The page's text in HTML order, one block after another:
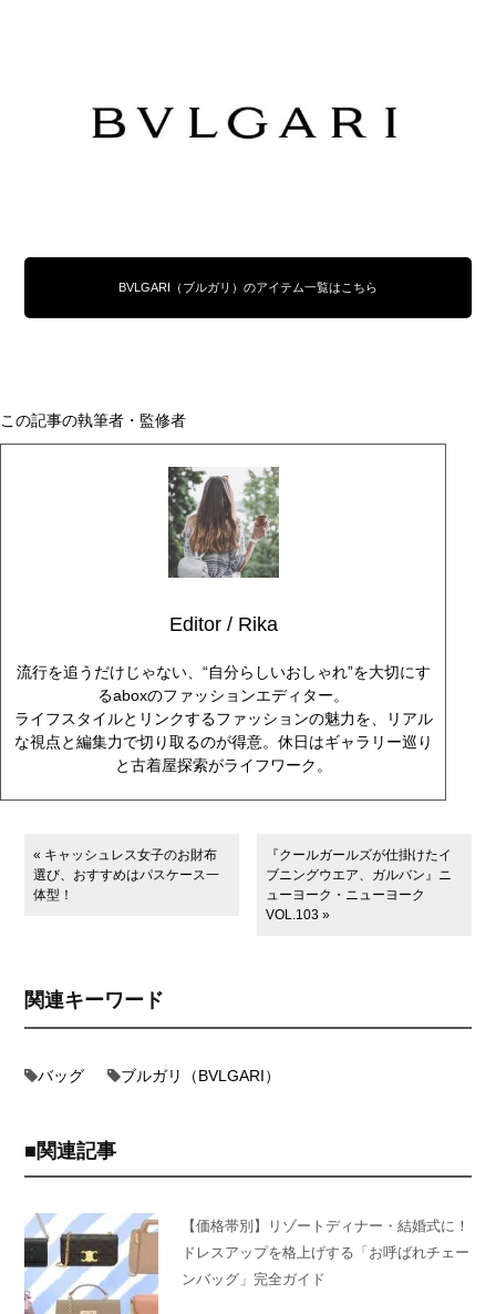
BVLGARI（ブルガリ）のアイテム一覧はこちら
この記事の執筆者・監修者
Editor / Rika
流行を追うだけじゃない、“自分らしいおしゃれ”を大切にす
るaboxのファッションエディター。
ライフスタイルとリンクするファッションの魅力を、リアル
な視点と編集力で切り取るのが得意。休日はギャラリー巡り
と古着屋探索がライフワーク。
« キャッシュレス女子のお財布
選び、おすすめはパスケース一
体型！
『クールガールズが仕掛けたイ
ブニングウエア、ガルバン』ニ
ューヨーク・ニューヨーク
VOL.103 »
関連キーワード
バッグ ブルガリ（BVLGARI）
関連記事
【価格帯別】リゾートディナー・結婚式に！
ドレスアップを格上げする「お呼ばれチェー
ンバッグ」完全ガイド